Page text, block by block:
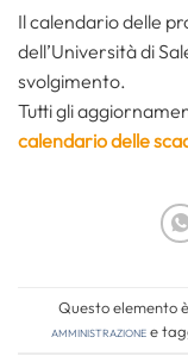
Il calendario delle
dell’Università di
svolgimento.
Tutti gli
calendario delle
Questo elemento
amministrazionee